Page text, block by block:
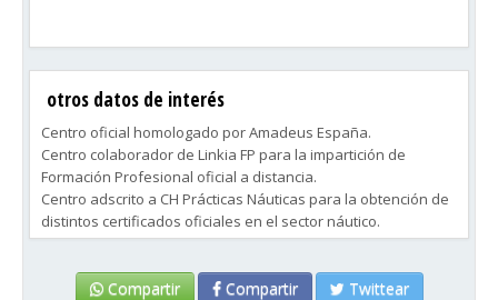
otros datos de interés
Centro oficial homologado por Amadeus España.
Centro colaborador de Linkia FP para la impartición de
Formación Profesional oficial a distancia.
Centro adscrito a CH Prácticas Náuticas para la obtención de
distintos certificados oficiales en el sector náutico.
Centro preparador de exámenes oficiales de diferentes
Compartir Compartir Twittear